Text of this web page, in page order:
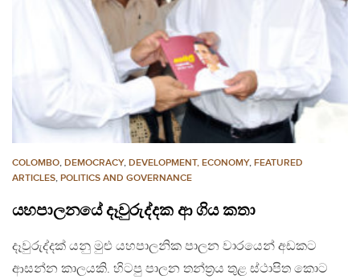
COLOMBO, DEMOCRACY, DEVELOPMENT, ECONOMY, FEATURED
ARTICLES, POLITICS AND GOVERNANCE
යහපාලනයේ දෑවුරුද්දක ආ ගිය කතා
දෑවුරුද්දක් යනු මුළු යහපාලනික පාලන වාරයෙන් අඩකට
ආසන්න කාලයකි. හිටපු පාලන තන්ත‍්‍රය තුළ ස්ථාපිත කොට